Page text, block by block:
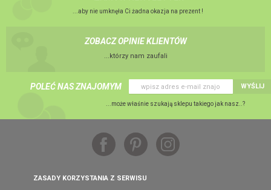
...aby nie umknęła Ci żadna okazja na prezent !
ZOBACZ OPINIE KLIENTÓW
...którzy nam zaufali
POLEĆ NAS ZNAJOMYM WYŚLIJ
...może właśnie szukają sklepu takiego jak nasz..?
ZASADY KORZYSTANIA Z SERWISU